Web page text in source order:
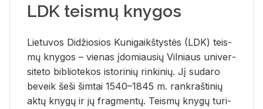
LDK teismų knygos
Lie­tu­vos Di­džio­sios Ku­ni­gaikš­tys­tės (LDK) teis­
mų kny­gos – vie­nas įdo­miau­sių Vil­niaus uni­ver­
si­te­to bi­b­lio­te­kos is­to­ri­nių rin­ki­nių. Jį su­da­ro
be­veik šeši šim­tai 1540–1845 m. rank­raš­ti­nių
aktų kny­gų ir jų frag­men­tų. Teis­mų kny­gų tu­ri­